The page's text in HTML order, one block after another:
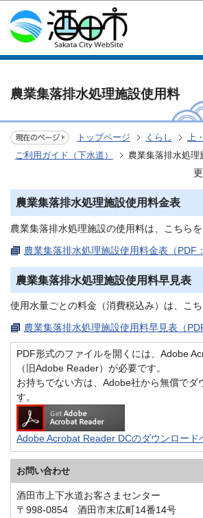
このページの本文へ移
農業集落排水処理施設使用料
トップページ くらし
上
ご利用ガイド（下水道）
農業集落排水処理
農業集落排水処理施設使用料金表
農業集落排水処理施設の使用料は、こちらを
農業集落排水処理施設使用料金表（PDF
農業集落排水処理施設使用料早見表
使用水量ごとの料金（消費税込み）は、こち
農業集落排水処理施設使用料早見表（
PDF形式のファイルを開くには、Adobe
（旧Adobe Reader）が必要です。
お持ちでない方は、Adobe社から無償でダ
す。
Adobe Acrobat Reader DCのダウンロード
お問い合わせ
酒田市上下水道お客さまセンター
〒998-0854 酒田市末広町14番14号